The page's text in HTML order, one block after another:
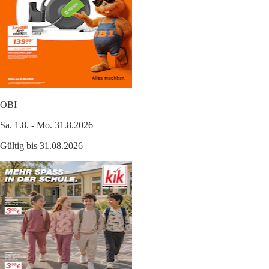
OBI
Sa. 1.8. - Mo. 31.8.2026
Gültig bis 31.08.2026